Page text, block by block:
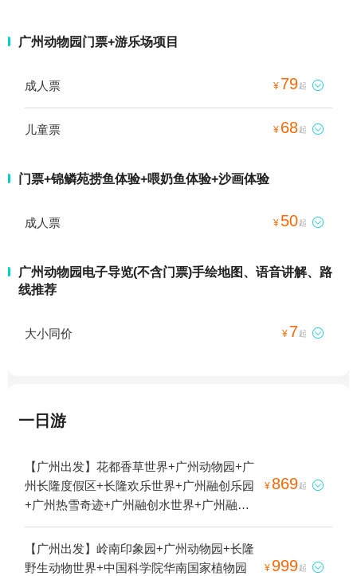
广州动物园门票+游乐场项目
成人票 ¥ 79起 
儿童票 ¥ 68起 
门票+锦鳞苑捞鱼体验+喂奶鱼体验+沙画体验
成人票 ¥ 50起 
广州动物园电子导览(不含门票)手绘地图、语音讲解、路
线推荐
大小同价 ¥ 7起 
一日游
【广州出发】花都香草世界+广州动物园+广
州长隆度假区+长隆欢乐世界+广州融创乐园
+广州热雪奇迹+广州融创水世界+广州融创
体育世界+广州融创文旅城+梦回岭南1日游
¥ 869起 
【广州出发】岭南印象园+广州动物园+长隆
野生动物世界+中国科学院华南国家植物园
¥ 999起 